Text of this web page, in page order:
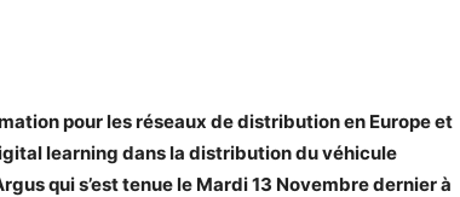
pour les réseaux de distribution en Europe et
learning dans la distribution du véhicule
qui s’est tenue le Mardi 13 Novembre dernier à